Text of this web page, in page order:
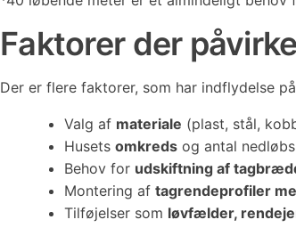
Faktorer der
Der er flere faktorer, som har indflydelse
Valg af materiale (plast, stål,
Husets omkreds og antal
Behov for udskiftning af
Montering af tagrendeprofiler
Tilføjelser som løvfælder,